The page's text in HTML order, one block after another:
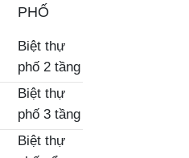
PHỐ
Biệt thự
phố 2 tầng
Biệt thự
phố 3 tầng
Biệt thự